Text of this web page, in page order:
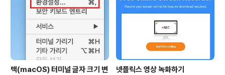
맥(macOS) 터미널 글자 크기 변
넷플릭스 영상 녹화하기